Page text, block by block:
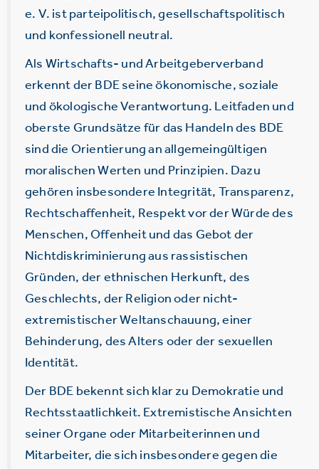
e. V. ist parteipolitisch, gesellschaftspolitisch
und konfessionell neutral.
Als Wirtschafts- und Arbeitgeberverband
erkennt der BDE seine ökonomische, soziale
und ökologische Verantwortung. Leitfaden und
oberste Grundsätze für das Handeln des BDE
sind die Orientierung an allgemeingültigen
moralischen Werten und Prinzipien. Dazu
gehören insbesondere Integrität, Transparenz,
Rechtschaffenheit, Respekt vor der Würde des
Menschen, Offenheit und das Gebot der
Nichtdiskriminierung aus rassistischen
Gründen, der ethnischen Herkunft, des
Geschlechts, der Religion oder nicht-
extremistischer Weltanschauung, einer
Behinderung, des Alters oder der sexuellen
Identität.
Der BDE bekennt sich klar zu Demokratie und
Rechtsstaatlichkeit. Extremistische Ansichten
seiner Organe oder Mitarbeiterinnen und
Mitarbeiter, die sich insbesondere gegen die